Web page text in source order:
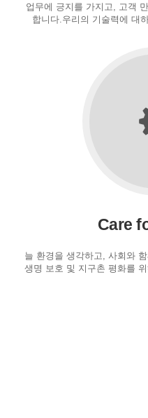
업무에 긍지를 가지고, 고객
합니다.우리의 기술력에 대
Care
늘 환경을 생각하고, 사회와
생명 보호 및 지구촌 평화를